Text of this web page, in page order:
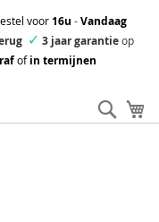
voor16u -Vandaag
✓ 3 jaar garantieop
ofin termijnen